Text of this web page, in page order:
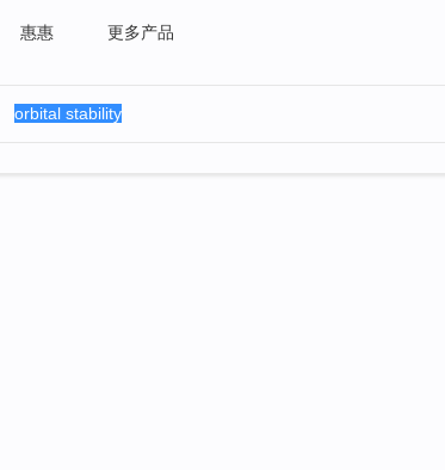
惠惠 更多产品